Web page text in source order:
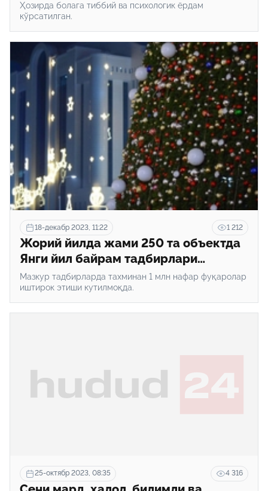
Ҳозирда болага тиббий ва психологик ёрдам
кўрсатилган.
18-декабр 2023, 11:22 1 212
Жорий йилда жами 250 та объектда
Янги йил байрам тадбирлари
ўтказилади
Мазкур тадбирларда тахминан 1 млн нафар фуқаролар
иштирок этиши кутилмоқда.
25-октябр 2023, 08:35 4 316